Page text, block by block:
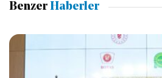
Benzer Haberler